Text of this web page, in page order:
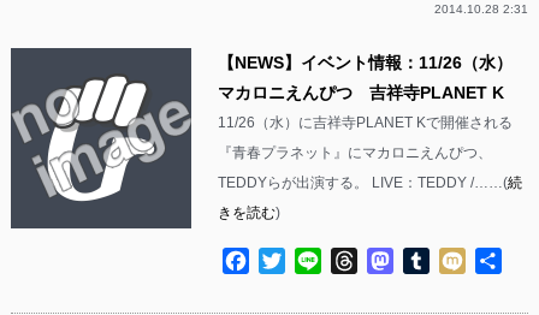
2014.10.28 2:31
【NEWS】イベント情報：11/26（水）
マカロニえんぴつ 吉祥寺PLANET K
11/26（水）に吉祥寺PLANET Kで開催される
『青春プラネット』にマカロニえんぴつ、
TEDDYらが出演する。 LIVE：TEDDY /……(続
きを読む)
Facebook
TwitterLine ThreadsMastodon
Tumblr
Mixi